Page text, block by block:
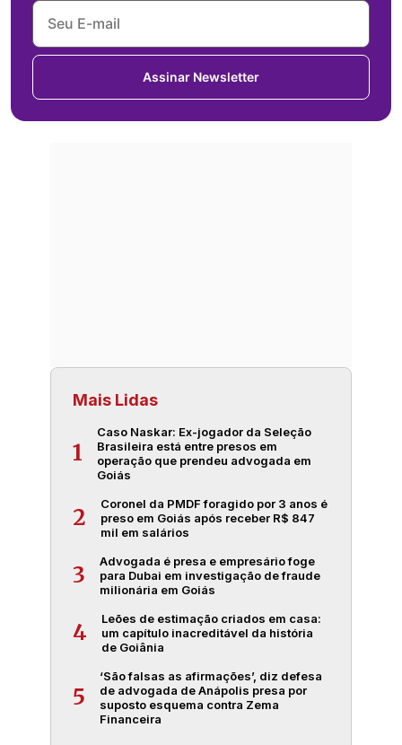
Assinar Newsletter
Mais Lidas
1
Caso Naskar: Ex-jogador da Seleção
Brasileira está entre presos em
operação que prendeu advogada em
Goiás
2
Coronel da PMDF foragido por 3 anos é
preso em Goiás após receber R$ 847
mil em salários
3
Advogada é presa e empresário foge
para Dubai em investigação de fraude
milionária em Goiás
4
Leões de estimação criados em casa:
um capítulo inacreditável da história
de Goiânia
5
‘São falsas as afirmações’, diz defesa
de advogada de Anápolis presa por
suposto esquema contra Zema
Financeira